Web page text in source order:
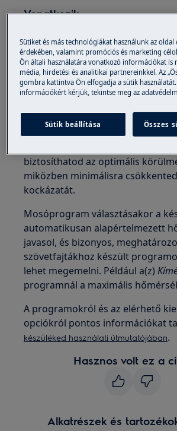
Vonatkozik
Mosógépek
Mosó-szárítógépek
Megoldás
állítható. Ez azt jelenti, hogy a
hőmérsékletet az adott ruhadarab
biztosíthatod az optimális
miközben minimálisra
kockázatát.
Mosóprogram választásakor a
automatikusan alapértelmezett
javasol, és bizonyos,
szövetfajtákhoz készült
lehet megemelni. Például a(z)
programnál a maximális
A programokról és az elérhető
opciókról pontos információkat
készüléked használati útmutatójában.
Hasznos volt ez a
Alkatrészek és
Sütiket és más technológiákat használunk az oldal
érdekében, valamint promóciós és marketing
Ön általi használatára vonatkozó információkat is
média, hirdetési és analitikai partnereinkkel. Az
gombra kattintva Ön elfogadja a sütik használatát.
információkért kérjük, tekintse meg az
Sütik beállítása Összes